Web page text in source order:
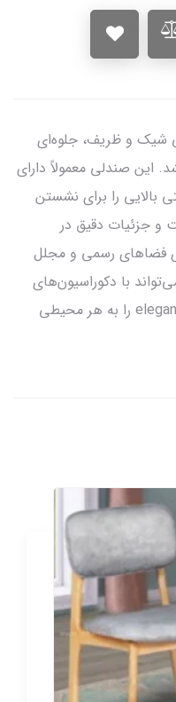
شیک و ظریف، جلوه‌ای
این صندلی معمولاً دارای
بالایی را برای نشستن
و جزئیات دقیق در
فضاهای رسمی و مجلل
با دکوراسیون‌های
مختلف هماهنگ شود و زیبایی و elegance را به هر محیطی